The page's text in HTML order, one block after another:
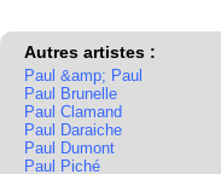
Autres artistes :
Paul &amp; Paul
Paul Brunelle
Paul Clamand
Paul Daraiche
Paul Dumont
Paul Piché